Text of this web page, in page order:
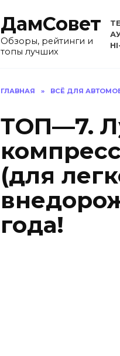
ДамСовет
Обзоры, рейтинги и
топы лучших
ГЛАВНАЯ » ВСЁ ДЛЯ
ТОП—7.
(для
года!